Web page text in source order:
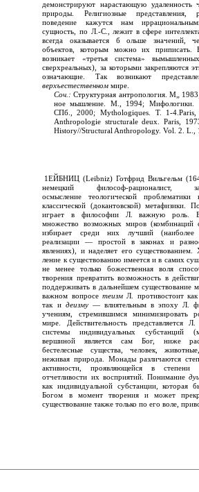
демонстрируют нарастающую удаленность
природы. Религиозные представления,
поведение кажутся нам
сущность, по Л.-С., лежит в сфере
всегда оказывается б ольше значений,
объектов, которым можно их приписать.
возникает «третья система»
сверхреальных), за которыми закрепляются
означающие. Так возникают
верхъестественноммире.
Соч.:Структурная антропология. М„
ное мышление. М., 1994;
СПб., 2000; Mythologiques. Т. 1-4.Paris,
Anthropologie structurale deux. Paris,
History//Structural Anthropology. Vol. 2. L.,
1ЕЙБНИЦ (Leibniz) Готфрид Вильгельм
немецкий философ-рационалист,
осмысление теологической проблематики
классической (докантовской) метафизики.
играет в философии Л. важную роль.
множество возможных миров (комбинаций
избирает среди них лучший (наиболее
реализации — простой в законах и
явлениях), и наделяет его
ление к существованию имеется и в самих
не менее только божественная воля
творения превратить возможность в
поддерживать в дальнейшем существование
важном вопросетеизмЛ. противостоит
так и деизму — влиятельным в эпоху Л.
учениям, стремившимся минимизировать
мире. Действительность представляется
системы индивидуальных субстанций
вершиной является сам Бог, ниже
бестелесные существа, человек,
неживая природа. Монады различаются
активности, проявляющейся в степени
отчетливости их восприятий. Понимание
как индивидуальной субстанции, которая
Богом в момент творения и может
существование также только по его воле,